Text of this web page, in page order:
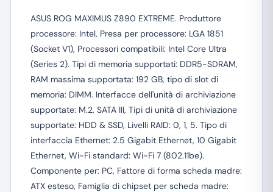
ASUS ROG MAXIMUS Z890 EXTREME. Produttore
processore: Intel, Presa per processore: LGA 1851
(Socket V1), Processori compatibili: Intel Core Ultra
(Series 2). Tipi di memoria supportati: DDR5-SDRAM,
RAM massima supportata: 192 GB, tipo di slot di
memoria: DIMM. Interfacce dell'unità di archiviazione
supportate: M.2, SATA III, Tipi di unità di archiviazione
supportate: HDD & SSD, Livelli RAID: 0, 1, 5. Tipo di
interfaccia Ethernet: 2.5 Gigabit Ethernet, 10 Gigabit
Ethernet, Wi-Fi standard: Wi-Fi 7 (802.11be).
Componente per: PC, Fattore di forma scheda madre:
ATX esteso, Famiglia di chipset per scheda madre: